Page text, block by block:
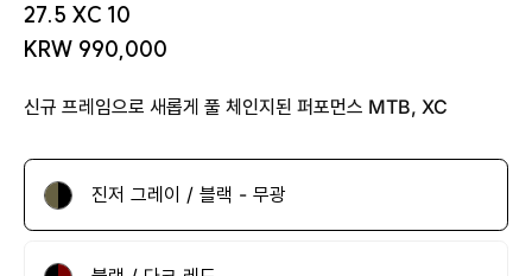
27.5 XC 10
KRW 990,000
신규 프레임으로 새롭게 풀 체인지된 퍼포먼스 MTB, XC
진저 그레이 / 블랙 - 무광